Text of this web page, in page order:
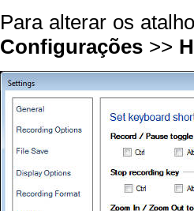
Para alterar os
Configurações >>